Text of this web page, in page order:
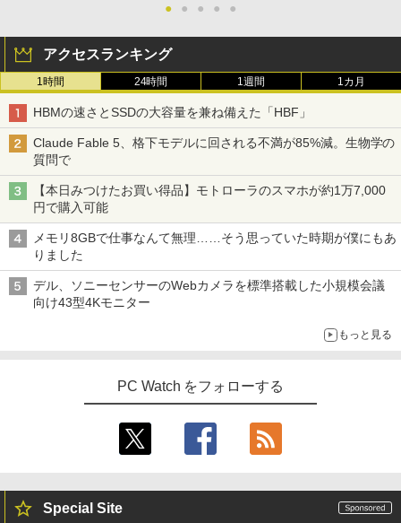
● ● ● ● ●
アクセスランキング
1時間 24時間 1週間 1カ月
HBMの速さとSSDの大容量を兼ね備えた「HBF」
Claude Fable 5、格下モデルに回される不満が85%減。生物学の
質問で
【本日みつけたお買い得品】モトローラのスマホが約1万7,000
円で購入可能
メモリ8GBで仕事なんて無理……そう思っていた時期が僕にもあ
りました
デル、ソニーセンサーのWebカメラを標準搭載した小規模会議
向け43型4Kモニター
もっと見る
PC Watch をフォローする
Special Site